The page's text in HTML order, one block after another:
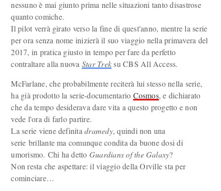
nessuno è mai giunto prima nelle situazioni tanto disastrose
quanto comiche.
Il pilot verrà girato verso la fine di quest'anno, mentre la serie
per ora senza nome inizierà il suo viaggio nella primavera del
2017, in pratica giusto in tempo per fare da perfetto
contraltare alla nuova Star Treksu CBS All Access.
McFarlane, che probabilmente reciterà lui stesso nella serie,
ha già prodotto la serie-documentario Cosmos, e dichiarato
che da tempo desiderava dare vita a questo progetto e non
vede l'ora di farlo partire.
La serie viene definitadramedy, quindi non una
serie brillante ma comunque condita da buone dosi di
umorismo. Chi ha detto Guardians of the Galaxy?
Non resta che aspettare: il viaggio della Orville sta per
cominciare…